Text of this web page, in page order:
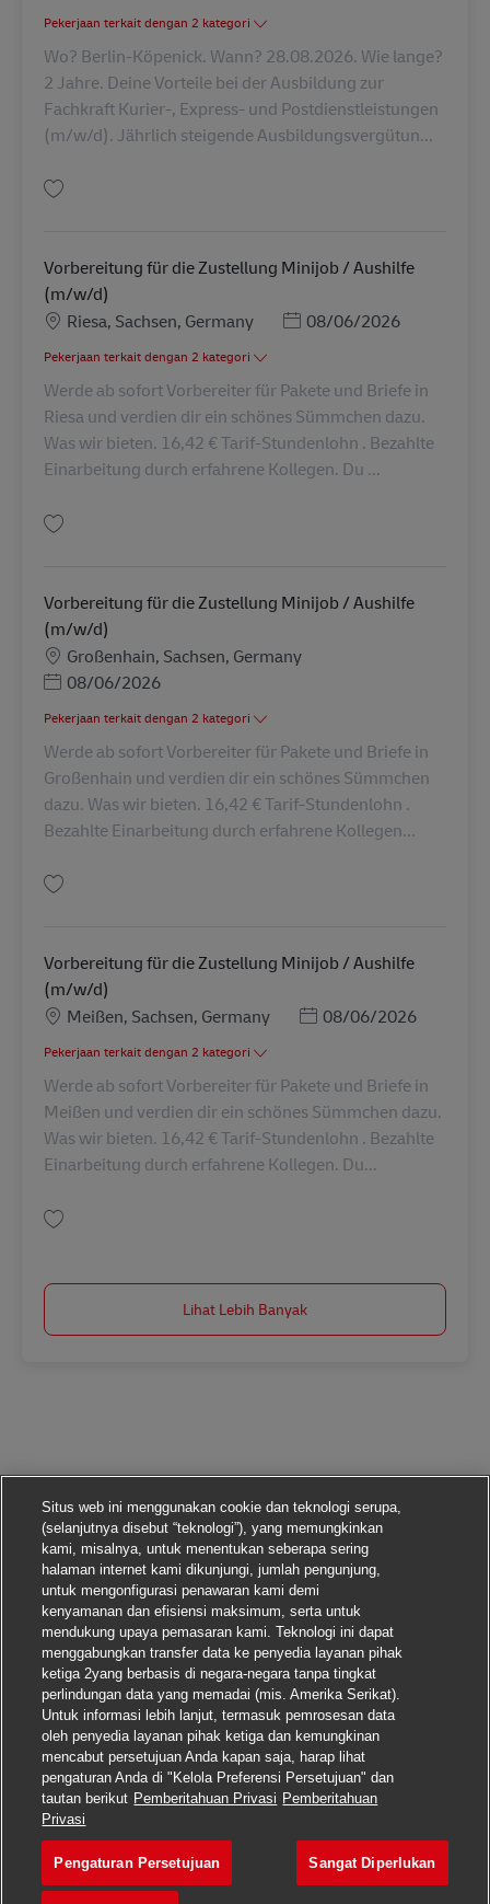
Lamar pekerjaan ini
Simpan pekerjaan Ausbildung
Pekerjaan terkait dengan 2 kategori
Wo? Berlin-Köpenick. Wann? 28.08.2026. Wie lange?
2 Jahre. Deine Vorteile bei der Ausbildung zur
Fachkraft Kurier-, Express- und Postdienstleistungen
(m/w/d). Jährlich steigende Ausbildungsvergütun...
Vorbereitung für die Zustellung Minijob / Aushilfe
(m/w/d)
LokasiRiesa, Sachsen, Germany Posted Date
08/06/2026
Pekerjaan terkait dengan 2 kategori
Werde ab sofort Vorbereiter für Pakete und Briefe in
Riesa und verdien dir ein schönes Sümmchen dazu.
Was wir bieten. 16,42 € Tarif-Stundenlohn . Bezahlte
Einarbeitung durch erfahrene Kollegen. Du ...
Vorbereitung für die Zustellung Minijob / Aushilfe
(m/w/d)
LokasiGroßenhain, Sachsen, Germany
Posted Date
08/06/2026
Pekerjaan terkait dengan 2 kategori
Werde ab sofort Vorbereiter für Pakete und Briefe in
Großenhain und verdien dir ein schönes Sümmchen
dazu. Was wir bieten. 16,42 € Tarif-Stundenlohn .
Bezahlte Einarbeitung durch erfahrene Kollegen...
Vorbereitung für die Zustellung Minijob / Aushilfe
(m/w/d)
LokasiMeißen, Sachsen, Germany Posted Date
08/06/2026
Pekerjaan terkait dengan 2 kategori
Werde ab sofort Vorbereiter für Pakete und Briefe in
Meißen und verdien dir ein schönes Sümmchen dazu.
Was wir bieten. 16,42 € Tarif-Stundenlohn . Bezahlte
Einarbeitung durch erfahrene Kollegen. Du...
Lihat Lebih Banyak
Situs web ini menggunakan cookie dan teknologi serupa,
(selanjutnya disebut “teknologi”), yang memungkinkan
kami, misalnya, untuk menentukan seberapa sering
halaman internet kami dikunjungi, jumlah pengunjung,
untuk mengonfigurasi penawaran kami demi
kenyamanan dan efisiensi maksimum, serta untuk
mendukung upaya pemasaran kami. Teknologi ini dapat
menggabungkan transfer data ke penyedia layanan pihak
ketiga 2yang berbasis di negara-negara tanpa tingkat
perlindungan data yang memadai (mis. Amerika Serikat).
Untuk informasi lebih lanjut, termasuk pemrosesan data
oleh penyedia layanan pihak ketiga dan kemungkinan
mencabut persetujuan Anda kapan saja, harap lihat
pengaturan Anda di "Kelola Preferensi Persetujuan" dan
tautan berikut Pemberitahuan Privasi Pemberitahuan
Privasi
Pengaturan Persetujuan Sangat Diperlukan